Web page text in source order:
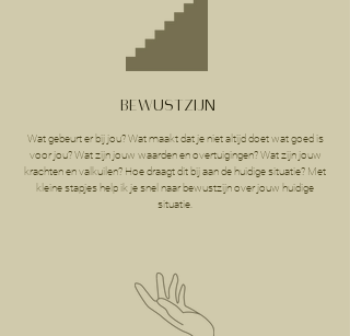
BEWUSTZIJN
Wat gebeurt er bij jou? Wat maakt dat je niet altijd doet wat goed is
voor jou? Wat zijn jouw waarden en overtuigingen? Wat zijn jouw
krachten en valkuilen? Hoe draagt dit bij aan de huidige situatie? Met
kleine stapjes help ik je snel naar bewustzijn over jouw huidige
situatie.